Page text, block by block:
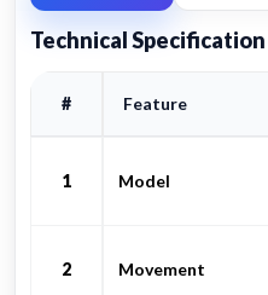
Technical Specification
# Feature
1 Model
2 Movement